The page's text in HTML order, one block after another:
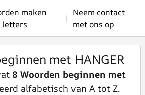
maken
letters
|
Neem contact
met ons op
met HANGER
8 Woorden beginnen met
alfabetisch van A tot Z.